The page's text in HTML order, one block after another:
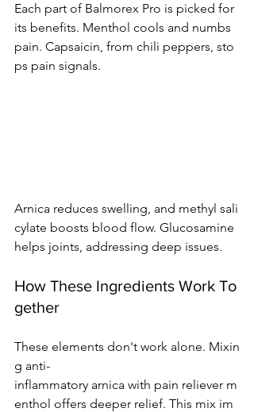
Each part of Balmorex Pro is picked for
its benefits. Menthol cools and numbs
pain. Capsaicin, from chili peppers, sto
ps pain signals.
Arnica reduces swelling, and methyl sali
cylate boosts blood flow. Glucosamine
helps joints, addressing deep issues.
How These Ingredients Work To
gether
These elements don't work alone. Mixin
g anti-
inflammatory arnica with pain reliever m
enthol offers deeper relief. This mix im